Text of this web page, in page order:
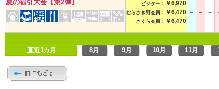
夏の福引大会【第2弾】 ビジター： ￥6,970
むらさき野会員： ￥6,470
さくら会員： ￥6,470
－ － －
直近1カ月 8月 9月 10月 11月